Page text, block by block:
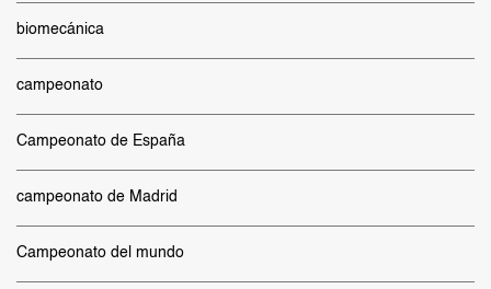
biomecánica
campeonato
Campeonato de España
campeonato de Madrid
Campeonato del mundo